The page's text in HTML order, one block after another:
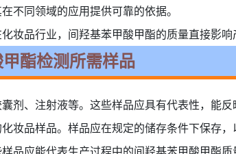
不同领域的应用提供可靠的依据。
品行业，间羟基苯甲酸甲酯的质量直接影响
酯检测所需样品
、注射液等。这些样品应具有代表性，能反
品样品。样品应在规定的储存条件下保存，